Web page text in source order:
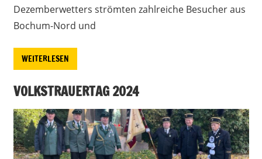
Dezemberwetters strömten zahlreiche Besucher aus
Bochum-Nord und
WEITERLESEN
VOLKSTRAUERTAG 2024